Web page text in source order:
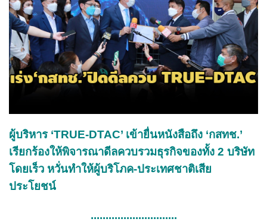
ผู้บริหาร ‘TRUE-DTAC’ เข้ายื่นหนังสือถึง ‘กสทช.’
เรียกร้องให้พิจารณาดีลควบรวมธุรกิจของทั้ง 2 บริษัท
โดยเร็ว หวั่นทำให้ผู้บริโภค-ประเทศชาติเสีย
ประโยชน์
.............................